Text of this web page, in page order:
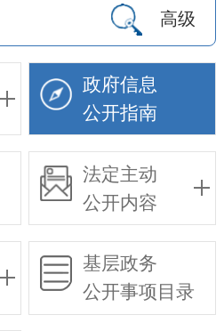
高级
政府信息
公开指南
法定主动
公开内容
基层政务
公开事项目录